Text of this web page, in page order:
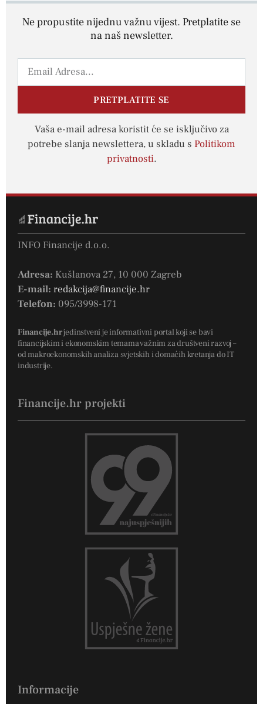
Ne propustite nijednu važnu vijest. Pretplatite se
na naš newsletter.
PRETPLATITE SE
Vaša e-mail adresa koristit će se isključivo za
potrebe slanja newslettera, u skladu s Politikom
privatnosti.
INFO Financije d.o.o.
Adresa: Kušlanova 27, 10 000 Zagreb
E-mail: redakcija@financije.hr
Telefon: 095/3998-171
Financije.hrjedinstveni je informativni portal koji se bavi
financijskim i ekonomskim temama važnim za društveni razvoj –
od makroekonomskih analiza svjetskih i domaćih kretanja do IT
industrije.
Financije.hr projekti
Informacije